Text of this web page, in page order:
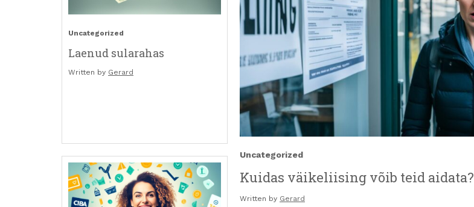
Uncategorized
Laenud sularahas
Written by Gerard
Uncategorized
Kuidas väikeliising võib teid aidata?
Written by Gerard